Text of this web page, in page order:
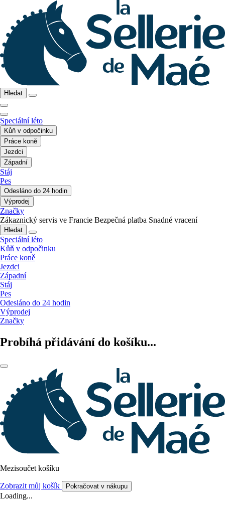
Hledat
Speciální léto
Kůň v odpočinku
Práce koně
Jezdci
Západní
Stáj
Pes
Odesláno do 24 hodin
Výprodej
Značky
Zákaznický servis ve Francie Bezpečná platba Snadné vracení
Hledat
Speciální léto
Kůň v odpočinku
Práce koně
Jezdci
Západní
Stáj
Pes
Odesláno do 24 hodin
Výprodej
Značky
Probíhá přidávání do košíku...
Mezisoučet košíku
Zobrazit můj košík Pokračovat v nákupu
Loading...